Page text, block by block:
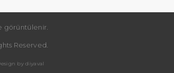
görüntülenir.
Reserved.
by diyaval